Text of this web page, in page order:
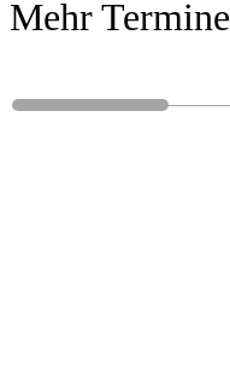
Mehr Termine